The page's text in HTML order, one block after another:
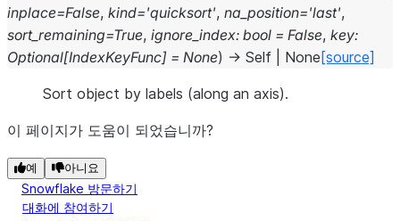
inplace=False, kind='quicksort', na_position='last',
sort_remaining=True, ignore_index: bool = False, key:
Optional[IndexKeyFunc] = None) → Self None [source]
Sort object by labels (along an axis).
이 페이지가 도움이 되었습니까?
예 아니요
Snowflake 방문하기
대화에 참여하기